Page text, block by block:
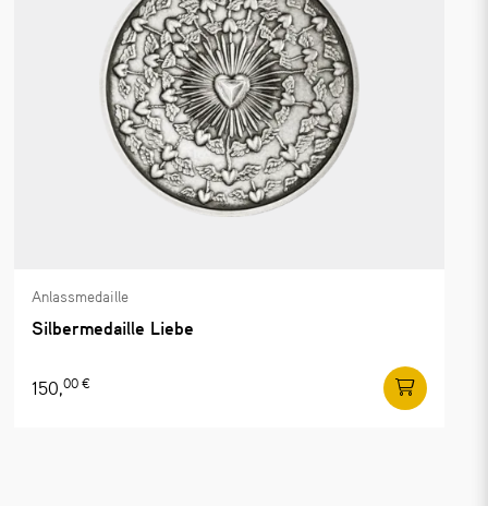
Anlassmedaille
Silbermedaille Liebe
150,00 €